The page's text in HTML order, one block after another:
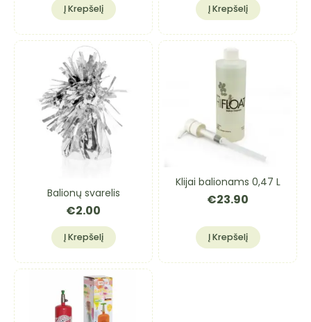
Į Krepšelį Į Krepšelį
Balionų svarelis
€2.00
Į Krepšelį
Klijai balionams 0,47 L
€23.90
Į Krepšelį